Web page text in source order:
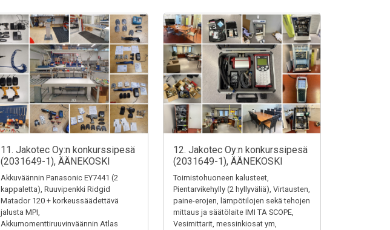
11. Jakotec Oy:n konkurssipesä
(2031649-1), ÄÄNEKOSKI
Akkuväännin Panasonic EY7441 (2
kappaletta), Ruuvipenkki Ridgid
Matador 120 + korkeussäädettävä
jalusta MPI,
Akkumomenttiruuvinväännin Atlas
12. Jakotec Oy:n konkurssipesä
(2031649-1), ÄÄNEKOSKI
Toimistohuoneen kalusteet,
Pientarvikehylly (2 hyllyväliä), Virtausten,
paine-erojen, lämpötilojen sekä tehojen
mittaus ja säätölaite IMI TA SCOPE,
Vesimittarit, messinkiosat ym,